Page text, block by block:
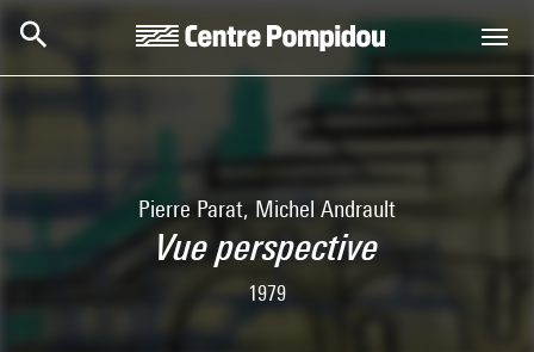
Pierre Parat, Michel Andrault
Vue perspective
1979